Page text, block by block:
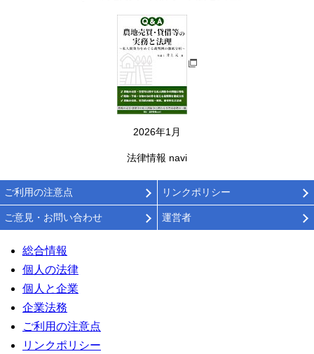
2026年1月
法律情報 navi
ご利用の注意点 リンクポリシー
ご意見・お問い合わせ 運営者
総合情報
個人の法律
個人と企業
企業法務
ご利用の注意点
リンクポリシー